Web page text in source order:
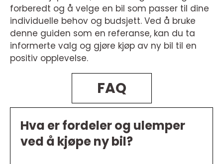
forberedt og å velge en bil som passer til dine
individuelle behov og budsjett. Ved å bruke
denne guiden som en referanse, kan du ta
informerte valg og gjøre kjøp av ny bil til en
positiv opplevelse.
FAQ
Hva er fordeler og ulemper
ved å kjøpe ny bil?